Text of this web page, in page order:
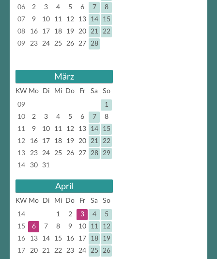
06
2 3 4 5 6 7
8
07
9 10 11 12 13 14
15
08
16 17 18 19 20 21
22
09
23 24 25 26 27 28
März
KW Mo Di Mi Do Fr Sa
So
09
1
10
2 3 4 5 6 7
8
11
9 10 11 12 13 14
15
12
16 17 18 19 20 21
22
13
23 24 25 26 27 28
29
14
30 31
April
KW Mo Di Mi Do Fr Sa
So
14
1 2 3 4
5
15
6 7 8 9 10 11
12
16
13 14 15 16 17 18
19
17
20 21 22 23 24 25
26